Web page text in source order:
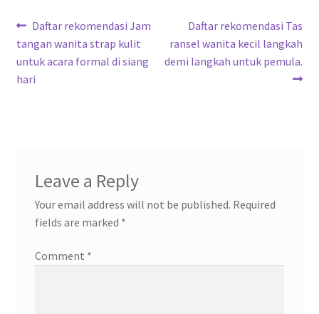
Post
navigation
Previous
post:
Daftar rekomendasi Jam
tangan wanita strap kulit
untuk acara formal di siang
hari
Next
post:
Daftar rekomendasi Tas
ransel wanita kecil langkah
demi langkah untuk pemula.
Leave a Reply
Your email address will not be published. Required
fields are marked *
Comment *